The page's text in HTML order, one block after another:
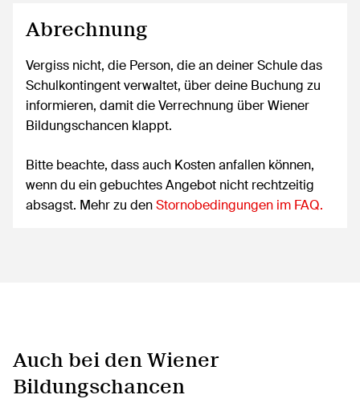
Abrechnung
Vergiss nicht, die Person, die an deiner Schule das
Schulkontingent verwaltet, über deine Buchung zu
informieren, damit die Verrechnung über Wiener
Bildungschancen klappt.
Bitte beachte, dass auch Kosten anfallen können,
wenn du ein gebuchtes Angebot nicht rechtzeitig
absagst. Mehr zu denStornobedingungen im FAQ.
Auch bei den Wiener
Bildungschancen